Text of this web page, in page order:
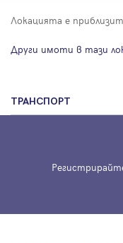
Локацията е
Други имоти в тази
ТРАНСПОРТ